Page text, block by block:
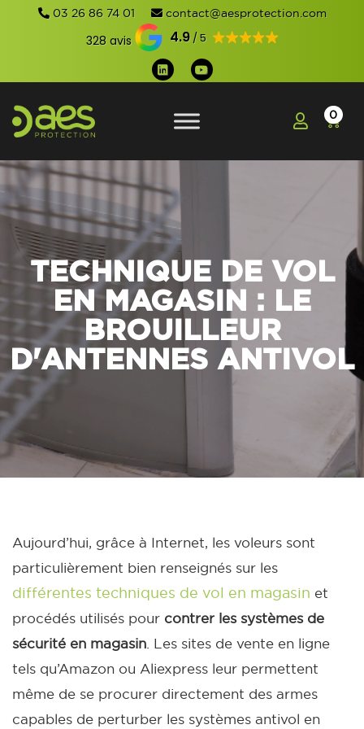
03 26 86 74 01 contact@aesprotection.com
328 avis 4.9
0
TECHNIQUE DE VOL
EN MAGASIN : LE
BROUILLEUR
D'ANTENNES ANTIVOL
Aujourd’hui, grâce à Internet, les voleurs sont
particulièrement bien renseignés sur les
différentes techniques de vol en magasin et
procédés utilisés pour contrer les systèmes de
sécurité en magasin . Les sites de vente en ligne
tels qu’Amazon ou Aliexpress leur permettent
même de se procurer directement des armes
capables de perturber les systèmes antivol en